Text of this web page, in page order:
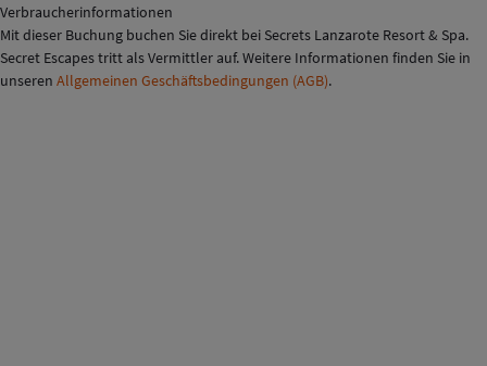
Verbraucherinformationen
Mit dieser Buchung buchen Sie direkt bei Secrets Lanzarote Resort & Spa.
Secret Escapes tritt als Vermittler auf. Weitere Informationen finden Sie in
unseren Allgemeinen Geschäftsbedingungen (AGB).